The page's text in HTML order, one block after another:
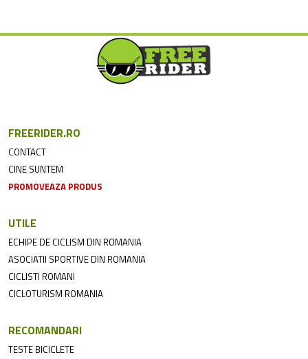
FREERIDER.RO
CONTACT
CINE SUNTEM
PROMOVEAZA PRODUS
UTILE
ECHIPE DE CICLISM DIN ROMANIA
ASOCIATII SPORTIVE DIN ROMANIA
CICLISTI ROMANI
CICLOTURISM ROMANIA
RECOMANDARI
TESTE BICICLETE